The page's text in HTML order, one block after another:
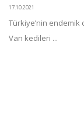
17.10.2021
Türkiye’nin endemik
Van kedileri ...